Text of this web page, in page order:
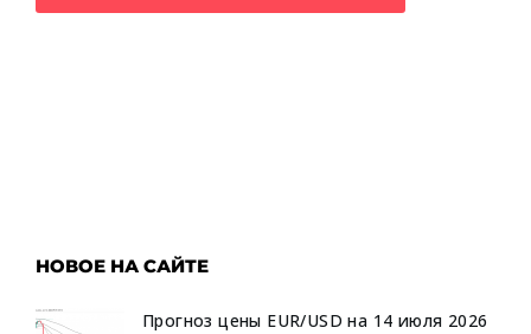
НОВОЕ НА САЙТЕ
Прогноз цены EUR/USD на 14 июля 2026